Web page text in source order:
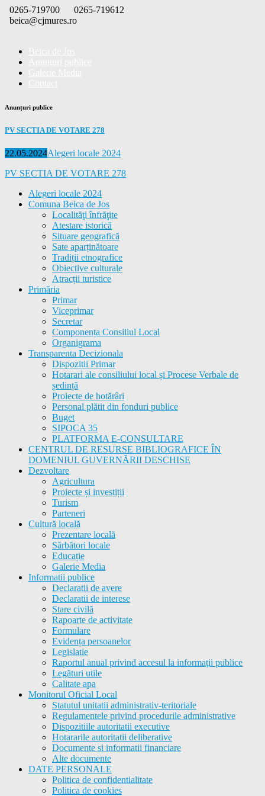
Skip
to
0265-719700
0265-719612
beica@cjmures.ro
Anunțuri publice
PV SECTIA DE VOTARE 278
Posted
22.05.2024Categories
Alegeri locale 2024
PV SECTIA DE VOTARE 278
Alegeri locale 2024
Comuna Beica de Jos
Localităţi înfrăţite
Atestare istorică
Situare geografică
Sate aparținătoare
Tradiții etnografice
Obiective culturale
Atracții turistice
Primăria
Primar
Viceprimar
Secretar
Componența Consiliul Local
Organigrama
Transparenta Decizionala
Dispozitii Primar
Hotarari ale consiliului local și Procese Verbale de
ședință
Proiecte de hotărâri
Personal plătit din fonduri publice
Buget
SIPOCA 35
PLATFORMA E-CONSULTARE
CENTRUL DE RESURSE BIBLIOGRAFICE ÎN
DOMENIUL GUVERNĂRII DESCHISE
Dezvoltare
Agricultura
Proiecte și investiții
Turism
Parteneri
Cultură locală
Prezentare locală
Sărbători locale
Educație
Galerie Media
Informatii publice
Declaratii de avere
Declaratii de interese
Stare civilă
Rapoarte de activitate
Formulare
Evidența persoanelor
Legislatie
Raportul anual privind accesul la informaţii publice
Legături utile
Calitate apa
Monitorul Oficial Local
Statutul unitatii administrativ-teritoriale
Regulamentele privind procedurile administrative
Dispozitiile autoritatii executive
Hotararile autoritatii deliberative
Documente si informatii financiare
Alte documente
DATE PERSONALE
Politica de confidentialitate
Politica de cookies